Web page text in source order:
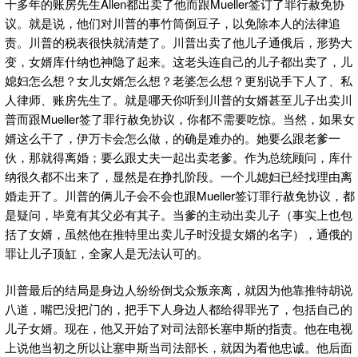
十多年的账房先生Allen都出卖了他而跟Mueller签订了罪行赦免协
议。就是说，他们对川普的事竹筒倒豆子，以免除本人的法律追
责。川普的税表很快就清楚了。川普出卖了他儿子通俄后，形势大
变，女婿库什纳也神隐了起来。这老头连自己的儿子都出卖了，儿
媳妇怎么想？女儿女婿怎么想？老婆怎么想？更别说手下人了、私
人律师、账房先生了。就是哪天你听到川普的女婿甚至儿子出卖川
普而跟Mueller签了罪行赦免协议，你都不需要吃惊。当然，如果女
婿这么干了，伊万卡会怎么做，的确是难办的。她要么跟老爹一
伙，那就得离婚；要么跟丈夫一起出卖老爹。作为总统顾问，库什
纳很久都不出来了，显然是在挣扎阶段。一个儿媳妇已经找理由离
婚走开了。川普的俩儿子会不会也跟Mueller签订罪行赦免协议，都
是疑问，毕竟有其父必有其子。当爹的主动出卖儿子（事实上也包
括了女婿，虽然他在推特里出卖儿子时没提女婿的名字），通俄的
罪让儿子顶缸，全家人是无法认可的。
川普最后的结局是身边人纷纷倒戈众叛亲离，就因为他靠推特胡说
八道，嘴巴没把门的，把手下人身边人都给得罪光了，包括自己的
儿子女婿。现在，他又开始了对司法部长塞申斯的指责。他在电视
上说他当初之所以让塞申斯当司法部长，就因为看他忠诚。他后面